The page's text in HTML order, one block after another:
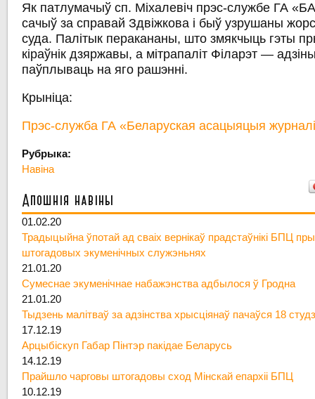
Як патлумачыў сп. Міхалевіч прэс‑службе ГА
сачыў за справай Здвіжкова і быў узрушаны
суда. Палітык перакананы, што змякчыць гэты
кіраўнік дзяржавы, а мітрапаліт Філарэт —
паўплываць на яго рашэнні.
Крыніца:
Прэс-служба ГА «Беларуская асацыяцыя
Рубрыка:
Навіна
Апошнія навіны
01.02.20
Традыцыйна ўпотай ад сваіх вернікаў прадстаўнікі БПЦ
штогадовых экуменічных служэньнях
21.01.20
Сумеснае экуменічнае набажэнства адбылося ў Гродна
21.01.20
Тыдзень малітваў за адзінства хрысціянаў пачаўся 18
17.12.19
Арцыбіскуп Габар Пінтэр пакідае Беларусь
14.12.19
Прайшло чарговы штогадовы сход Мінскай епархіі БПЦ
10.12.19